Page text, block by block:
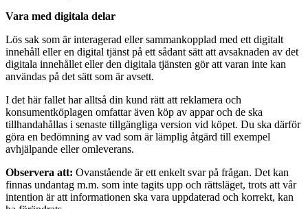
Vara med digitala delar
Lös sak som är interagerad eller sammankopplad med ett digitalt
innehåll eller en digital tjänst på ett sådant sätt att avsaknaden av det
digitala innehållet eller den digitala tjänsten gör att varan inte kan
användas på det sätt som är avsett.
I det här fallet har alltså din kund rätt att reklamera och
konsumentköplagen omfattar även köp av appar och de ska
tillhandahållas i senaste tillgängliga version vid köpet. Du ska därför
göra en bedömning av vad som är lämplig åtgärd till exempel
avhjälpande eller omleverans.
Observera att: Ovanstående är ett enkelt svar på frågan. Det kan
finnas undantag m.m. som inte tagits upp och rättsläget, trots att vår
intention är att informationen ska vara uppdaterad och korrekt, kan